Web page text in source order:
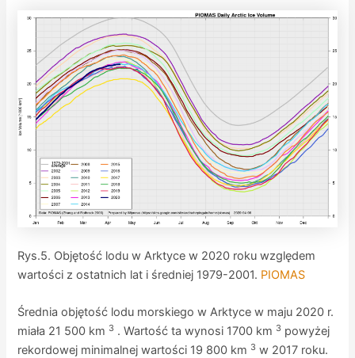
Rys.5. Objętość lodu w Arktyce w 2020 roku względem
wartości z ostatnich lat i średniej 1979-2001. PIOMAS
Średnia objętość lodu morskiego w Arktyce w maju 2020 r.
miała 21 500 km 3 . Wartość ta wynosi 1700 km 3 powyżej
rekordowej minimalnej wartości 19 800 km 3 w 2017 roku.